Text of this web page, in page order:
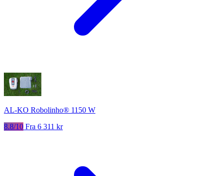
AL-KO Robolinho® 1150 W
8.8/10 Fra 6 311 kr